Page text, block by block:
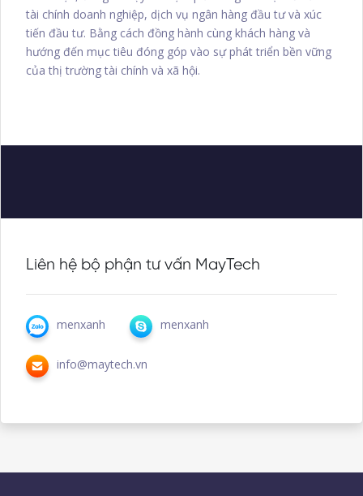
tài chính doanh nghiệp, dịch vụ ngân hàng đầu tư và xúc
tiến đầu tư. Bằng cách đồng hành cùng khách hàng và
hướng đến mục tiêu đóng góp vào sự phát triển bền vững
của thị trường tài chính và xã hội.
Liên hệ bộ phận tư vấn MayTech
menxanh menxanh
info@maytech.vn